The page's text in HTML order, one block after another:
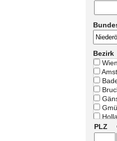
Bezirk
Horn
PLZ